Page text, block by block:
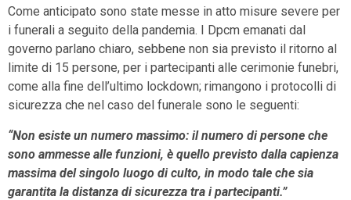
Come anticipato sono state messe in atto misure severe per
i funerali a seguito della pandemia. I Dpcm emanati dal
governo parlano chiaro, sebbene non sia previsto il ritorno al
limite di 15 persone, per i partecipanti alle cerimonie funebri,
come alla fine dell’ultimo lockdown; rimangono i protocolli di
sicurezza che nel caso del funerale sono le seguenti:
“Non esiste un numero massimo: il numero di persone che
sono ammesse alle funzioni, è quello previsto dalla capienza
massima del singolo luogo di culto, in modo tale che sia
garantita la distanza di sicurezza tra i partecipanti.”